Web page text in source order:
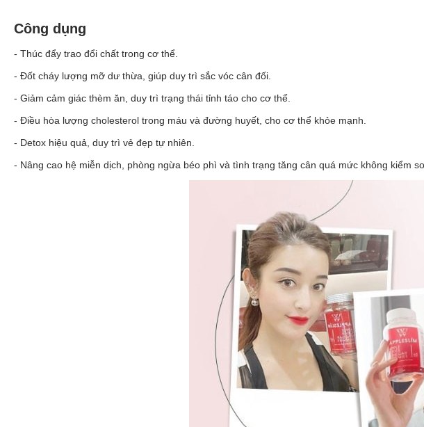
Công dụng
- Thúc đẩy trao đổi chất trong cơ thể.
- Đốt cháy lượng mỡ dư thừa, giúp duy trì sắc vóc cân đối.
- Giảm cảm giác thèm ăn, duy trì trạng thái tỉnh táo cho cơ thể.
- Điều hòa lượng cholesterol trong máu và đường huyết, cho cơ thể khỏe mạnh.
- Detox hiệu quả, duy trì vẻ đẹp tự nhiên.
- Nâng cao hệ miễn dịch, phòng ngừa béo phì và tình trạng tăng cân quá mức không kiểm